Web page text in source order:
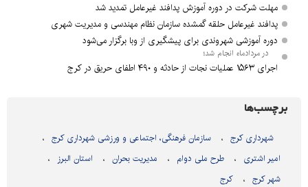
مهلت شرکت در دوره آموزش پدافند غیرعامل تمدید شد
پدافند غیرعامل حلقه گمشده سازمان نظام مهندسی و مدیریت شهری
دوره آموزشی شهروندی برای پیشگیری از وبا برگزار می‌شود
در مردادماه انجام شد؛
اجرای ۱۵۶۳ عملیات نجات از حادثه و ۴۹۰ اطفای حریق در کرج
برچسب‌ها
شهرداری کرج
سازمان فرهنگی، اجتماعی و ورزشی شهرداری کرج
امیر اشتری
طرح ملی دوام مدیریت بحران
استان البرز
شهر کرج
کرج